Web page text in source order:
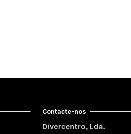
Contacte-nos
Divercentro, Lda.